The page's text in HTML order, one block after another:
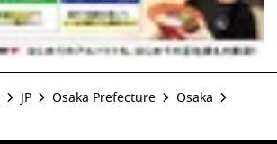
JP Osaka Prefecture
Osaka